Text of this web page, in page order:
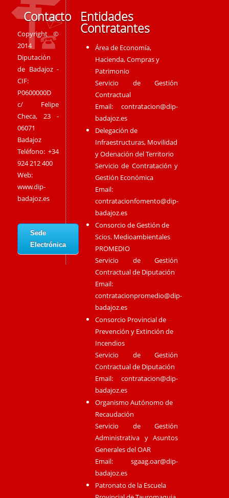
Contacto
Copyright ©
2014
Diputación
de Badajoz -
CIF:
P0600000D
c/ Felipe
Checa, 23 -
06071
Badajoz
Teléfono: +34
924 212 400
Web:
www.dip-
badajoz.es
Sede
Electrónica
Entidades
Contratantes
Área de Economía,
Hacienda, Compras y
Patrimonio
Servicio de Gestión
Contractual
Email:contratacion@dip-
badajoz.es
Delegación de
Infraestructuras, Movilidad
y Odenación del Territorio
Servicio de Contratación y
Gestión Económica
Email:
contratacionfomento@dip-
badajoz.es
Consorcio de Gestión de
Scios. Medioambientales
PROMEDIO
Servicio de Gestión
Contractual de Diputación
Email:
contratacionpromedio@dip-
badajoz.es
Consorcio Provincial de
Prevención y Extinción de
Incendios
Servicio de Gestión
Contractual de Diputación
Email:contratacion@dip-
badajoz.es
Organismo Autónomo de
Recaudación
Servicio de Gestión
Administrativa y Asuntos
Generales del OAR
Email:sgaag.oar@dip-
badajoz.es
Patronato de la Escuela